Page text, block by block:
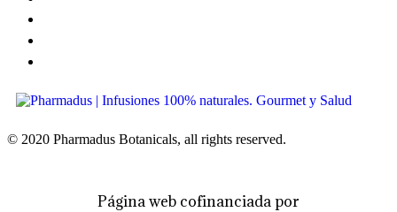
© 2020 Pharmadus Botanicals, all rights reserved.
Página web cofinanciada por